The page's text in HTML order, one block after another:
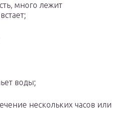
много лежит
воды;
нескольких часов или